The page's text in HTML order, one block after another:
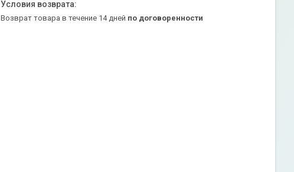
возврат товара в течение 14 дней по договоренности